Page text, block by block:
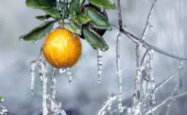
Posted
in